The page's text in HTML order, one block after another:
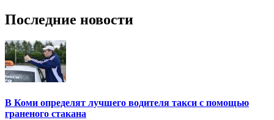
Последние новости
В Коми определят лучшего водителя такси с помощью
граненого стакана